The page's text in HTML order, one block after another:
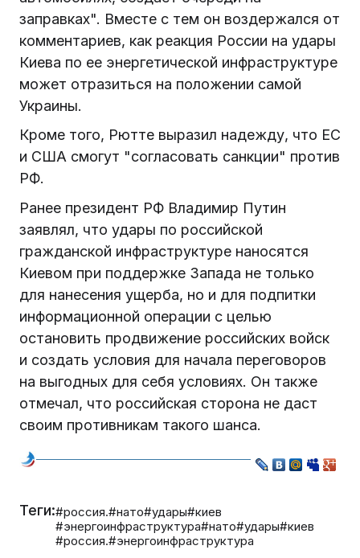
заправках". Вместе с тем он воздержался от
комментариев, как реакция России на удары
Киева по ее энергетической инфраструктуре
может отразиться на положении самой
Украины.
Кроме того, Рютте выразил надежду, что ЕС
и США смогут "согласовать санкции" против
РФ.
Ранее президент РФ Владимир Путин
заявлял, что удары по российской
гражданской инфраструктуре наносятся
Киевом при поддержке Запада не только
для нанесения ущерба, но и для подпитки
информационной операции с целью
остановить продвижение российских войск
и создать условия для начала переговоров
на выгодных для себя условиях. Он также
отмечал, что российская сторона не даст
своим противникам такого шанса.
Теги:#россия.#нато#удары#киев
#энергоинфраструктура#нато#удары#киев
#россия.#энергоинфраструктура